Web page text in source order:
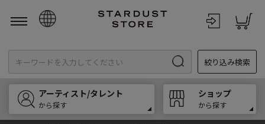
English
한국어
中文
絞り込み検索
アーティスト/タレント
から探す
ショップ
から探す